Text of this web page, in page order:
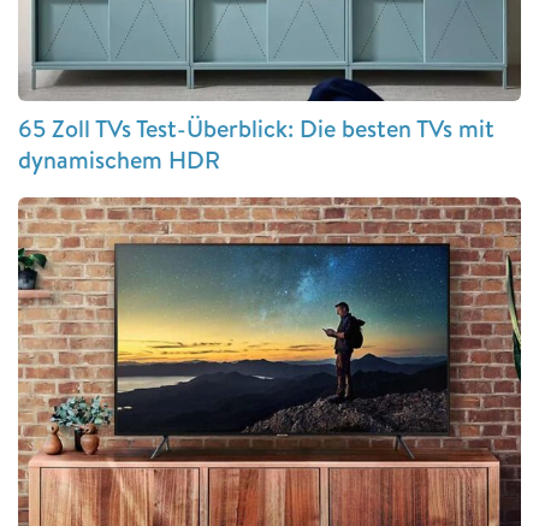
65 Zoll TVs Test-Überblick: Die besten TVs mit
dynamischem HDR